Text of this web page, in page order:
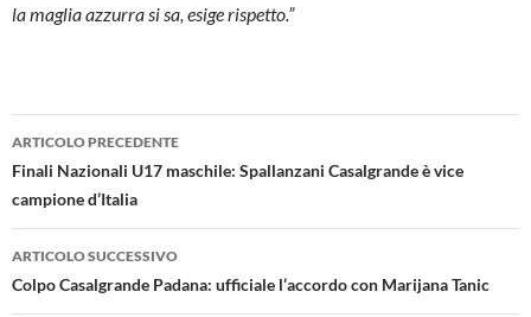
la maglia azzurra si sa, esige rispetto.”
Navigazione
articolo
ARTICOLO PRECEDENTE
Finali Nazionali U17 maschile: Spallanzani Casalgrande è vice
campione d’Italia
ARTICOLO SUCCESSIVO
Colpo Casalgrande Padana: ufficiale l’accordo con Marijana Tanic